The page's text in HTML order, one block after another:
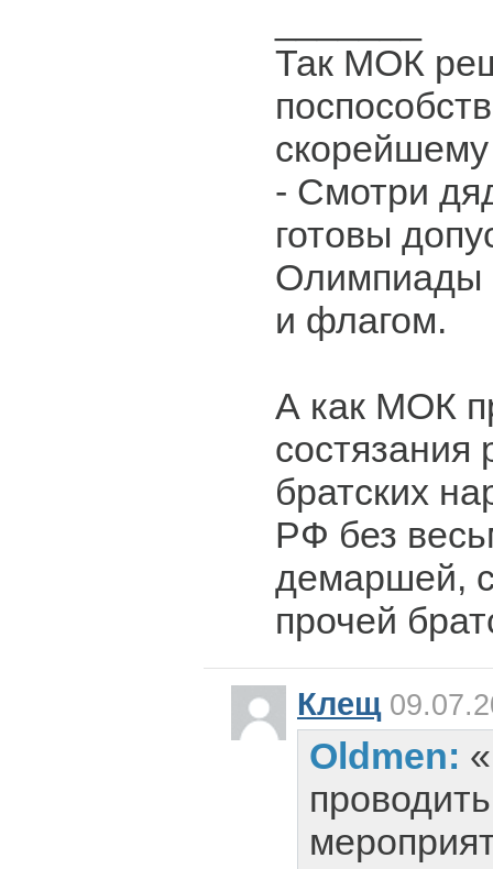
Так МОК
- Смотри
готовы
Олимпиады
и флагом.
А как МОК
состязания
братских
РФ без
демаршей,
прочей
Клещ
Oldmen: